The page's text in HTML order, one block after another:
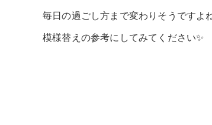
毎日の過ごし方まで変わりそうですよ
模様替えの参考にしてみてください✨